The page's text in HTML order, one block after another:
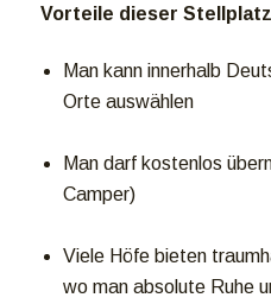
Vorteile dieser
Man kann innerhalb
Orte auswählen
Man darf kostenlos
Camper)
Viele Höfe bieten
wo man absolute Ruhe